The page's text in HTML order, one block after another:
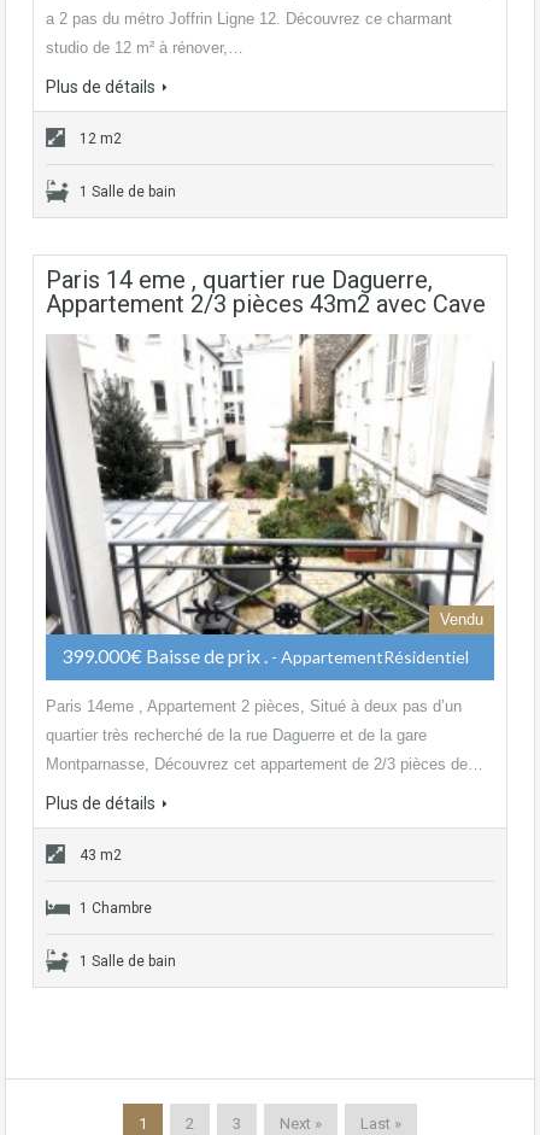
a 2 pas du métro Joffrin Ligne 12. Découvrez ce charmant
studio de 12 m² à rénover,…
Plus de détails
12 m2
1 Salle de bain
Paris 14 eme , quartier rue Daguerre,
Appartement 2/3 pièces 43m2 avec Cave
Vendu
399.000€ Baisse de prix . - AppartementRésidentiel
Paris 14eme , Appartement 2 pièces, Situé à deux pas d’un
quartier très recherché de la rue Daguerre et de la gare
Montparnasse, Découvrez cet appartement de 2/3 pièces de…
Plus de détails
43 m2
1 Chambre
1 Salle de bain
1 2 3 Next » Last »